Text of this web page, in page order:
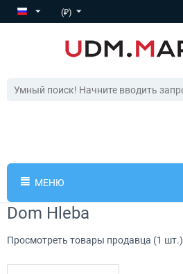
(₽)
МЕНЮ
Dom Hleba
Просмотреть товары продавца (1 шт.)